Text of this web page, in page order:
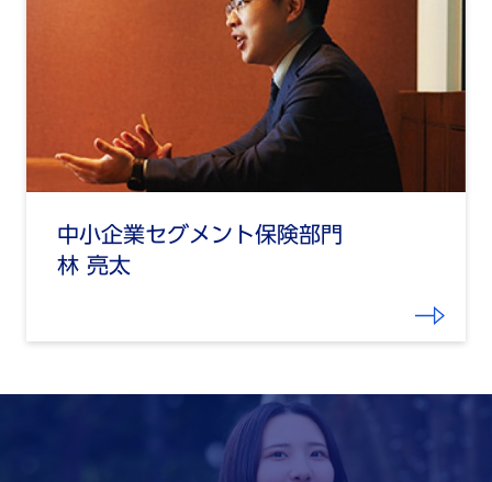
中小企業セグメント保険部門
林 亮太